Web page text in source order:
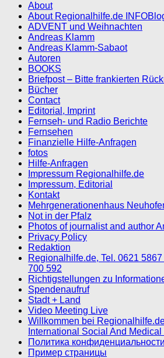
About
About Regionalhilfe.de
ADVENT und Weihnachten
Andreas Klamm
Andreas Klamm-Sabaot
Autoren
BOOKS
Briefpost – Bitte frankierten
Bücher
Contact
Editorial, Imprint
Fernseh- und Radio Berichte
Fernsehen
Finanzielle Hilfe-Anfragen
fotos
Hilfe-Anfragen
Impressum Regionalhilfe.de
Impressum, Editorial
Kontakt
Mehrgenerationenhaus
Not in der Pfalz
Photos of journalist and author
Privacy Policy
Redaktion
Regionalhilfe.de, Tel. 0621
700 592
Richtigstellungen zu
Spendenaufruf
Stadt + Land
Video Meeting Live
Willkommen bei
International Social And
Политика конфиденциальности
Пример страницы